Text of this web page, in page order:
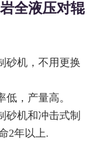
全液压对辊
砂机，不用更换
，产量高。
砂机和冲击式制
2年以上.